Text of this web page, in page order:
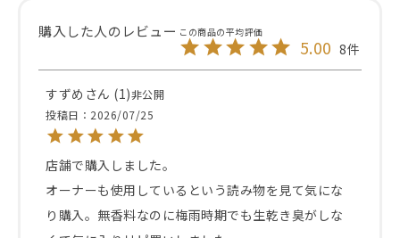
5.00 8
すずめ 1 非公開
投稿日
2026/07/25
店舗で購入しました。
オーナーも使用しているという読み物を見て気にな
り購入。無香料なのに梅雨時期でも生乾き臭がしな